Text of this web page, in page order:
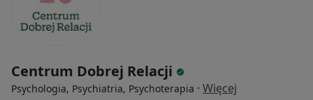
Centrum Dobrej Relacji
Psychologia, Psychiatria, Psychoterapia · Więcej